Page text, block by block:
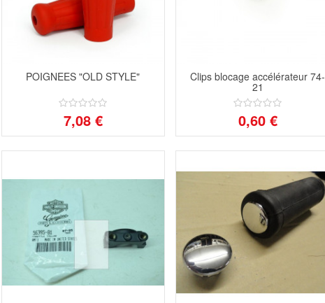
POIGNEES "OLD STYLE"
7,08 €
Clips blocage accélérateur 74-
21
0,60 €